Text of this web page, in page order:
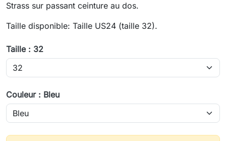
Strass sur passant ceinture au dos.
Taille disponible: Taille US24 (taille 32).
Taille : 32
Couleur : Bleu